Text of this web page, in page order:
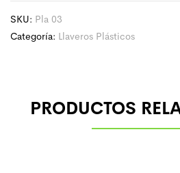
SKU: Pla 03
Categoría: Llaveros Plásticos
PRODUCTOS